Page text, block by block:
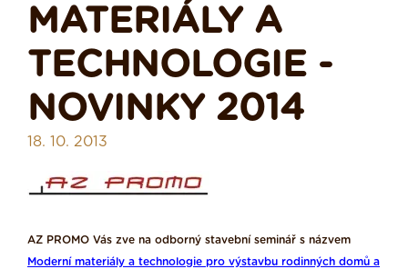
MATERIÁLY A
TECHNOLOGIE -
NOVINKY 2014
18. 10. 2013
AZ PROMO Vás zve na odborný stavební seminář s názvem
Moderní materiály a technologie pro výstavbu rodinných domů a